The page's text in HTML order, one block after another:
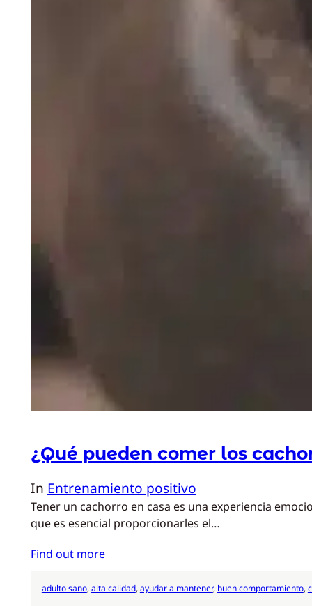
¿Qué pueden comer los
In Entrenamiento positivo
Tener un cachorro en casa es una experiencia
que es esencial proporcionarles el…
Find out more
adulto sano, alta calidad, ayudar a mantener, buen comportamiento,